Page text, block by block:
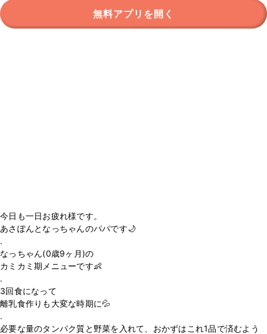
無料アプリを開く
今日も一日お疲れ様です。
あさぽんとなっちゃんのパパです🌙
.
なっちゃん(0歳9ヶ月)の
カミカミ期メニューです👶
.
3回食になって
離乳食作りも大変な時期に💦
.
必要な量のタンパク質と野菜を入れて、おかずはこれ1品で済むよう